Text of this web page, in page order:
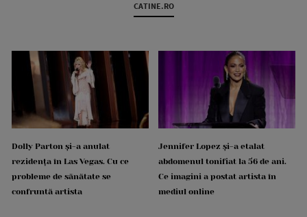
CATINE.RO
Dolly Parton și-a anulat
rezidența în Las Vegas. Cu ce
probleme de sănătate se
confruntă artista
Jennifer Lopez și-a etalat
abdomenul tonifiat la 56 de ani.
Ce imagini a postat artista în
mediul online